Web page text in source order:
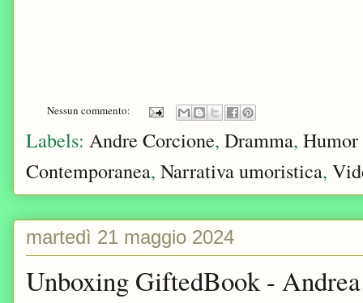
Nessun commento:
Labels: Andre Corcione, Dramma,
Contemporanea, Narrativa umoristica,
martedì 21 maggio 2024
Unboxing GiftedBook -